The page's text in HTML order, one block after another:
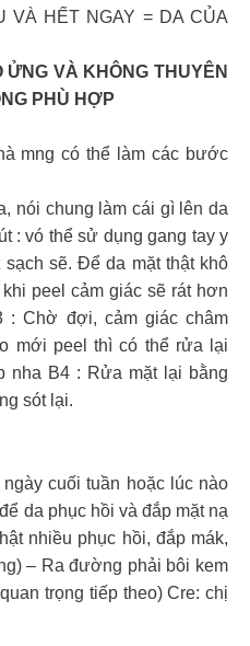
VÀ HẾT NGAY = DA CỦA
VÀ KHÔNG THUYÊN
PHÙ HỢP
mng có thể làm các bước
nói chung làm cái gì lên da
: vó thể sử dụng gang tay y
sẽ. Để da mặt thật khô
peel cảm giác sẽ rát hơn
Chờ đợi, cảm giác châm
mới peel thì có thể rửa lại
nha B4 : Rửa mặt lại bằng
sót lại.
cuối tuần hoặc lúc nào
da phục hồi và đắp mặt nạ
nhiều phục hồi, đắp mák,
– Ra đường phải bôi kem
trọng tiếp theo) Cre: chị